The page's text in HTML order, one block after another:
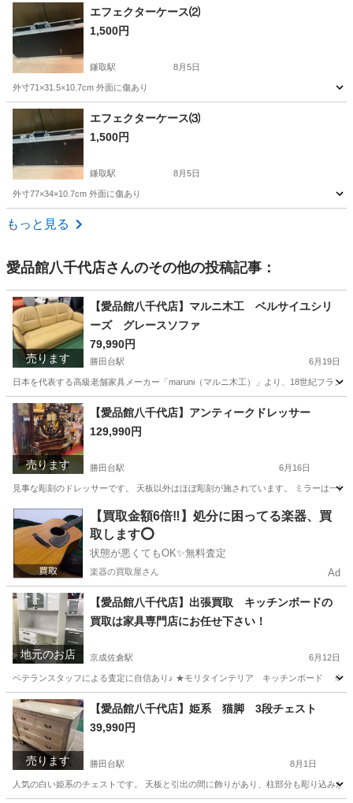
千葉 千葉市 エフェクター、PA機器
エフェクターケース⑵
1,500円
鎌取駅 8月5日
外寸71×31.5×10.7cm 外面に傷あり
千葉 千葉市 エフェクター、PA機器
エフェクターケース⑶
1,500円
鎌取駅 8月5日
外寸77×34×10.7cm 外面に傷あり
千葉 千葉市
もっと見る
愛品館八千代店さんのその他の投稿記事：
売ります
【愛品館八千代店】マルニ木工 ベルサイユシリ
ーズ グレースソファ
79,990円
勝田台駅 6月19日
日本を代表する高級老舗家具メーカー「maruni（マルニ木工）」より、18世紀フラン
千葉 八千代市 勝田台駅 ソファ
売ります
【愛品館八千代店】アンティークドレッサー
129,990円
勝田台駅 6月16日
見事な彫刻のドレッサーです。 天板以外はほぼ彫刻が施されています。 ミラーは一
千葉 八千代市 勝田台駅 ドレッサー 商品
【買取金額6倍‼️】処分に困ってる楽器、買
取します⭕️
状態が悪くてもOK✨無料査定
楽器の買取屋さん Ad
地元のお店
【愛品館八千代店】出張買取 キッチンボードの
買取は家具専門店にお任せ下さい！
京成佐倉駅 6月12日
ベテランスタッフによる査定に自信あり♪ ★モリタインテリア キッチンボード ※使
千葉 佐倉市 京成佐倉駅 リサイクルショップ 千葉
佐倉市 京成佐倉駅 リサイクルショップ
売ります
【愛品館八千代店】姫系 猫脚 3段チェスト
39,990円
勝田台駅 8月1日
人気の白い姫系のチェストです。 天板と引出の間に飾りがあり、柱部分も彫り込み